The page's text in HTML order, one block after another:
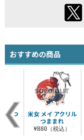
おすすめの商品
ルつ
込）
米女 メイ アクリル
つままれ
¥880（税込）